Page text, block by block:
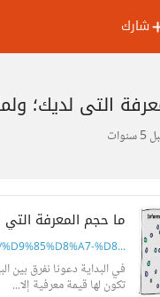
شارك
التي لديك؛
ما حجم المعرفة
%D8...
في البداية دعونا نفرق بين
تكون لها قيمة معرفية إلا...